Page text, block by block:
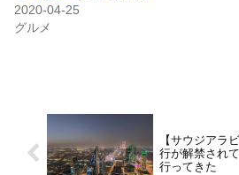
2020-04-25
グルメ
【サウジアラ
行が解禁され
行ってきた